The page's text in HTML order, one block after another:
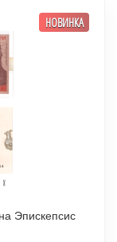
НОВИНКА
Эпискепсис